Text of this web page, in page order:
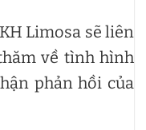
Limosa sẽ liên
về tình hình
phản hồi của